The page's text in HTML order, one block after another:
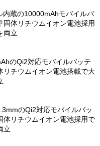
内蔵の10000mAhモバイルバ
体リチウムイオン電池採用
両立
のQi2対応モバイルバッテ
チウムイオン電池搭載で大
のQi2対応モバイルバッ
リチウムイオン電池採用で
立